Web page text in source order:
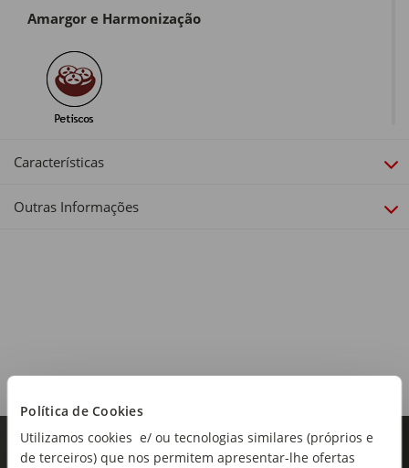
Política de Cookies
Utilizamos cookies e/ ou tecnologias similares (próprios e
de terceiros) que nos permitem apresentar-lhe ofertas
Amargor e Harmonização
Portugal
Tipo de produto:
Características
Outras Informações